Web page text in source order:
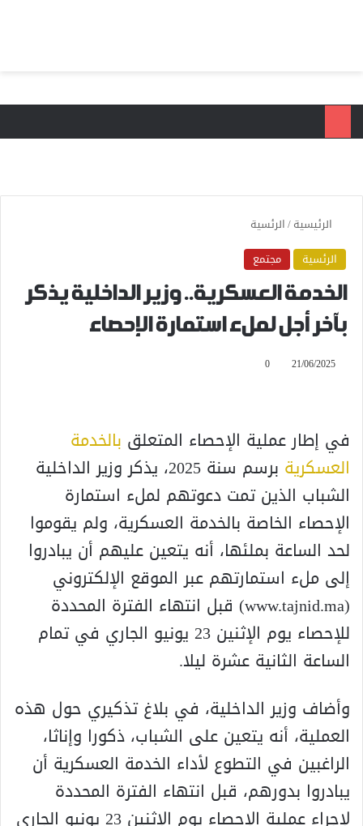
الرئيسية/الرئسية
الرئسية
مجتمع
الخدمة العسكرية.. وزير الداخلية يذكر
بآخر أجل لملء استمارة الإحصاء
21/06/2025
0
في إطار عملية الإحصاء المتعلق بالخدمة
العسكرية
برسم سنة 2025، يذكر وزير الداخلية
الشباب الذين تمت دعوتهم لملء استمارة
الإحصاء الخاصة بالخدمة العسكرية، ولم يقوموا
لحد الساعة بملئها، أنه يتعين عليهم أن يبادروا
إلى ملء استمارتهم عبر الموقع الإلكتروني
(www.tajnid.ma) قبل انتهاء الفترة المحددة
للإحصاء يوم الإثنين 23 يونيو الجاري في تمام
الساعة الثانية عشرة ليلا.
وأضاف وزير الداخلية، في بلاغ تذكيري حول هذه
العملية، أنه يتعين على الشباب، ذكورا وإناثا،
الراغبين في التطوع لأداء الخدمة العسكرية أن
يبادروا بدورهم، قبل انتهاء الفترة المحددة
لإجراء عملية الإحصاء يوم الإثنين 23 يونيو الجاري